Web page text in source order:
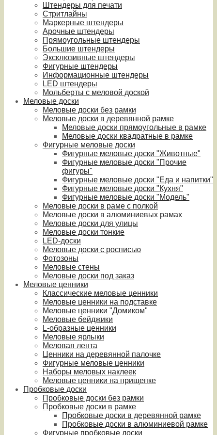
Штендеры для печати
Стритлайны
Маркерные штендеры
Арочные штендеры
Прямоугольные штендеры
Большие штендеры
Эксклюзивные штендеры
Фигурные штендеры
Информационные штендеры
LED штендеры
Мольберты с меловой доской
Меловые доски
Меловые доски без рамки
Меловые доски в деревянной рамке
Меловые доски прямоугольные в рамке
Меловые доски квадратные в рамке
Фигурные меловые доски
Фигурные меловые доски "Животные"
Фигурные меловые доски "Прочие
фигуры"
Фигурные меловые доски "Еда и напитки"
Фигурные меловые доски "Кухня"
Фигурные меловые доски "Модель"
Меловые доски в раме с полкой
Меловые доски в алюминиевых рамах
Меловые доски для улицы
Меловые доски тонкие
LED-доски
Меловые доски с росписью
Фотозоны
Меловые стены
Меловые доски под заказ
Меловые ценники
Классические меловые ценники
Меловые ценники на подставке
Меловые ценники "Домиком"
Меловые бейджики
L-образные ценники
Меловые ярлыки
Меловая лента
Ценники на деревянной палочке
Фигурные меловые ценники
Наборы меловых наклеек
Меловые ценники на прищепке
Пробковые доски
Пробковые доски без рамки
Пробковые доски в рамке
Пробковые доски в деревянной рамке
Пробковые доски в алюминиевой рамке
Фигурные пробковые доски